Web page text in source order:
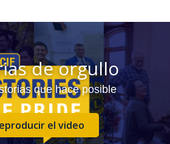
de orgullo
que hace posible
el video